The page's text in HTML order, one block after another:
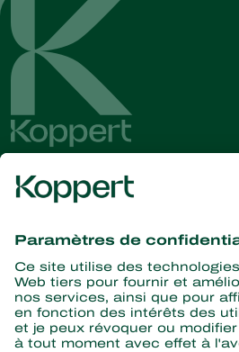
nouvelles et
S’abonner
La nature pour partenaire